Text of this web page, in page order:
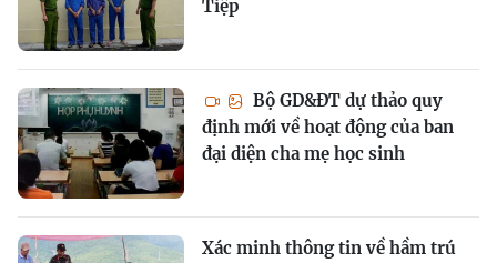
Tiệp
Bộ GD&ĐT dự thảo quy
định mới về hoạt động của ban
đại diện cha mẹ học sinh
Xác minh thông tin về hầm trú